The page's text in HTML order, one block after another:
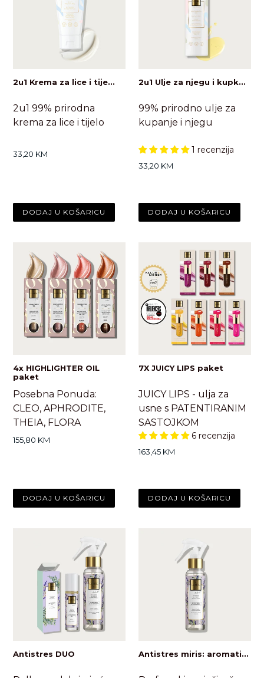
2u1 Krema za lice i tije...
2u1 99% prirodna
krema za lice i tijelo
Standardna
33,20 KM
2u1 Ulje za njegu i kupk...
99% prirodno ulje za
kupanje i njegu
1 recenzija
Standardna
33,20 KM
4x HIGHLIGHTER OIL
paket
Posebna Ponuda:
CLEO, APHRODITE,
THEIA, FLORA
Standardna
155,80 KM
7X JUICY LIPS paket
JUICY LIPS - ulja za
usne s PATENTIRANIM
SASTOJKOM
6 recenzija
Standardna
163,45 KM
Antistres DUO Antistres miris: aromati...